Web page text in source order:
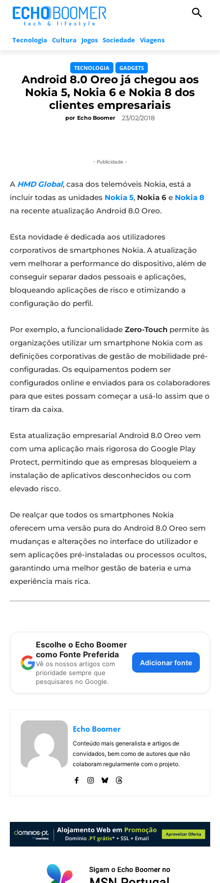
Tecnologia Cultura Jogos Sociedade Viagens
TECNOLOGIA GADGETS
Android 8.0 Oreo já chegou aos
Nokia 5, Nokia 6 e Nokia 8 dos
clientes empresariais
por Echo Boomer 23/02/2018
- Publicidade -
A HMD Global, casa dos telemóveis Nokia, está a
incluir todas as unidades Nokia 5, Nokia 6 e Nokia 8
na recente atualização Android 8.0 Oreo.
Esta novidade é dedicada aos utilizadores
corporativos de smartphones Nokia. A atualização
vem melhorar a performance do dispositivo, além de
conseguir separar dados pessoais e aplicações,
bloqueando aplicações de risco e otimizando a
configuração do perfil.
Por exemplo, a funcionalidade Zero-Touch permite às
organizações utilizar um smartphone Nokia com as
definições corporativas de gestão de mobilidade pré-
configuradas. Os equipamentos podem ser
configurados online e enviados para os colaboradores
para que estes possam começar a usá-lo assim que o
tiram da caixa.
Esta atualização empresarial Android 8.0 Oreo vem
com uma aplicação mais rigorosa do Google Play
Protect, permitindo que as empresas bloqueiem a
instalação de aplicativos desconhecidos ou com
elevado risco.
De realçar que todos os smartphones Nokia
oferecem uma versão pura do Android 8.0 Oreo sem
mudanças e alterações no interface do utilizador e
sem aplicações pré-instaladas ou processos ocultos,
garantindo uma melhor gestão de bateria e uma
experiência mais rica.
Escolhe o Echo Boomer
como Fonte Preferida
Vê os nossos artigos com
prioridade sempre que
pesquisares no Google.
Adicionar fonte
Echo Boomer
Conteúdo mais generalista e artigos de
convidados, bem como de autores que não
colaboram regularmente com o projeto.